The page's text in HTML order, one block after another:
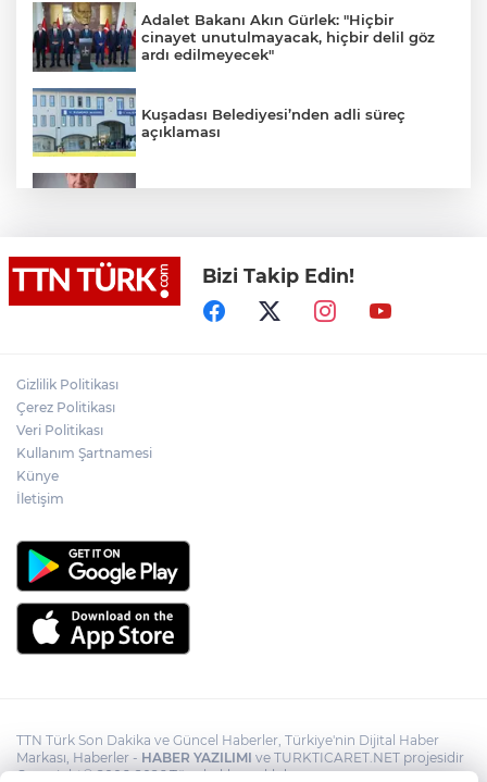
Adalet Bakanı Akın Gürlek: "Hiçbir
cinayet unutulmayacak, hiçbir delil göz
ardı edilmeyecek"
Kuşadası Belediyesi’nden adli süreç
açıklaması
Yeni aldığı motosikletle kaza yapan genç
gözyaşları arasında toprağa verildi
Cumhurbaşkanı Erdoğan, Suudi
Bizi Takip Edin!
Gizlilik Politikası
Çerez Politikası
Veri Politikası
Kullanım Şartnamesi
Künye
İletişim
TTN Türk Son Dakika ve Güncel Haberler, Türkiye'nin Dijital Haber
Markası, Haberler - HABER YAZILIMI ve TURKTICARET.NET projesidir
Copyright© 2006-2026 Tüm hakları saklıdır.